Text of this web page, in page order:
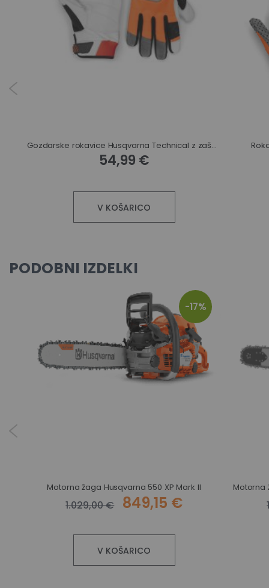
Gozdarske rokavice Husqvarna Technical z zaščito proti urezu
54,99 €
V KOŠARICO
PODOBNI IZDELKI
-17%
Motorna žaga Husqvarna 550 XP Mark II
1.029,00 € 849,15 €
V KOŠARICO